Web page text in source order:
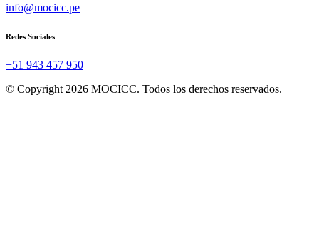
info@mocicc.pe
Redes Sociales
+51 943 457 950
© Copyright 2026 MOCICC. Todos los derechos reservados.